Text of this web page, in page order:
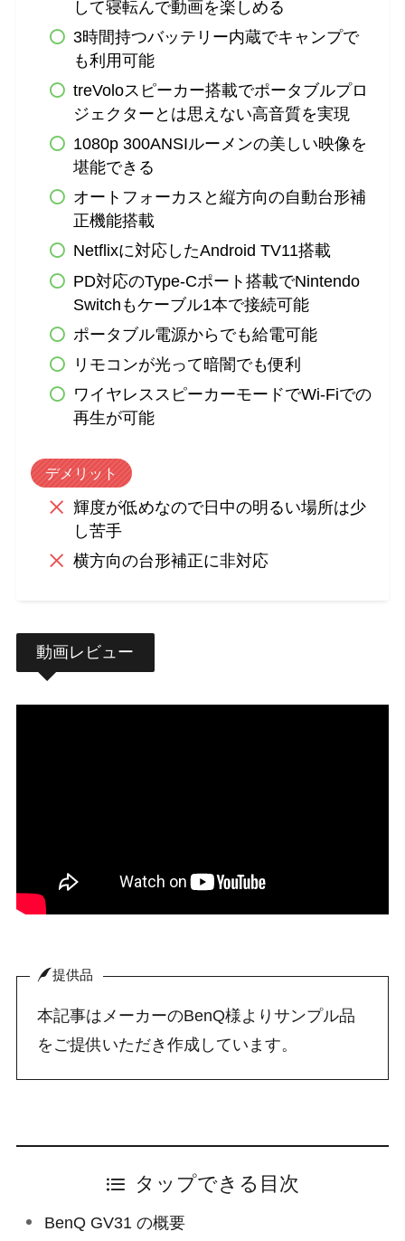
して寝転んで動画を楽しめる
3時間持つバッテリー内蔵でキャンプで
も利用可能
treVoloスピーカー搭載でポータブルプロ
ジェクターとは思えない高音質を実現
1080p 300ANSIルーメンの美しい映像を
堪能できる
オートフォーカスと縦方向の自動台形補
正機能搭載
Netflixに対応したAndroid TV11搭載
PD対応のType-Cポート搭載でNintendo
Switchもケーブル1本で接続可能
ポータブル電源からでも給電可能
リモコンが光って暗闇でも便利
ワイヤレススピーカーモードでWi-Fiでの
再生が可能
デメリット
輝度が低めなので日中の明るい場所は少
し苦手
横方向の台形補正に非対応
動画レビュー
提供品
本記事はメーカーのBenQ様よりサンプル品
をご提供いただき作成しています。
タップできる目次
BenQ GV31 の概要